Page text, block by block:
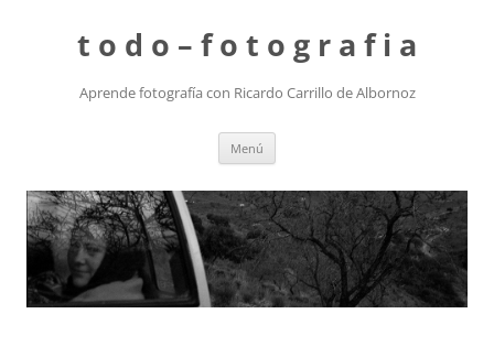
t o d o – f o t o g r a f i a
Aprende fotografía con Ricardo Carrillo de Albornoz
Menú